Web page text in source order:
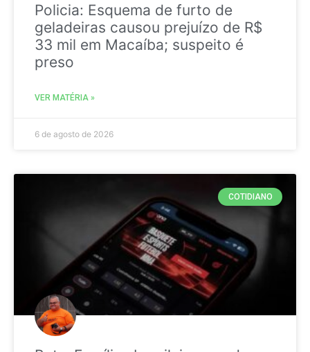
Policia: Esquema de furto de
geladeiras causou prejuízo de R$
33 mil em Macaíba; suspeito é
preso
VER MATÉRIA »
6 de agosto de 2026
COTIDIANO